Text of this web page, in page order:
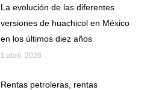
La evolución de las diferentes
versiones de huachicol en México
en los últimos diez años
1 abril, 2026
Rentas petroleras, rentas